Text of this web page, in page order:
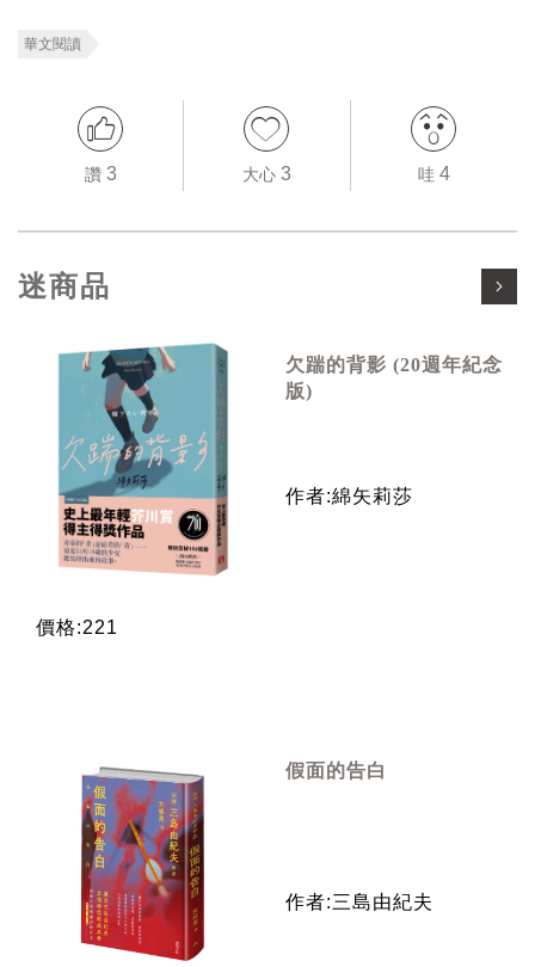
華文閱讀
讚 3 大心 3 哇 4
迷商品
欠踹的背影 (20週年紀念
版)
作者:綿矢莉莎
價格:221
假面的告白
作者:三島由紀夫